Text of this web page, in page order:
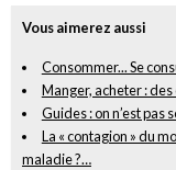
Vous aimerez aussi
Consommer... Se
Manger, acheter :
Guides : on n’est pas
La « contagion » du
maladie ?…